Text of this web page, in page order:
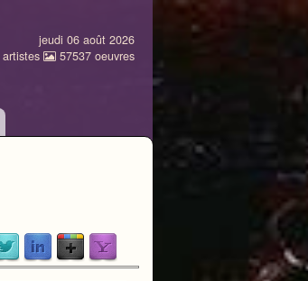
jeudi 06 août 2026
artistes 57537 oeuvres